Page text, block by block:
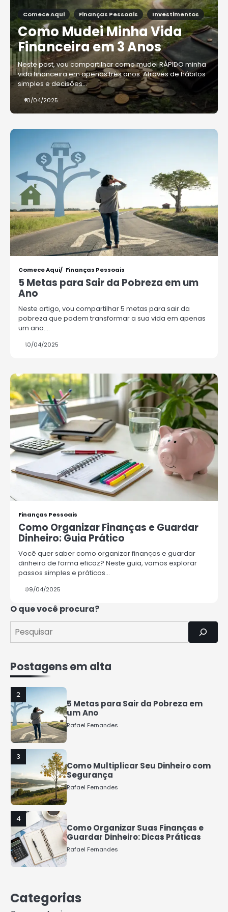
Comece Aqui Finanças Pessoais Investimentos
Como Mudei Minha Vida
Financeira em 3 Anos
Neste post, vou compartilhar como mudei RÁPIDO minha
vida financeira em apenas três anos. Através de hábitos
simples e decisões…
10/04/2025
Comece Aqui Finanças Pessoais
5 Metas para Sair da Pobreza em um
Ano
Neste artigo, vou compartilhar 5 metas para sair da
pobreza que podem transformar a sua vida em apenas
um ano.…
10/04/2025
Finanças Pessoais
Como Organizar Finanças e Guardar
Dinheiro: Guia Prático
Você quer saber como organizar finanças e guardar
dinheiro de forma eficaz? Neste guia, vamos explorar
passos simples e práticos…
09/04/2025
O que você procura?
Postagens em alta
3
Como Multiplicar Seu Dinheiro com
Segurança
Rafael Fernandes
Como Organizar Suas Finanças e
Guardar Dinheiro: Dicas Práticas
Rafael Fernandes
5
COMO INVESTIR COM POUCO
1
7 Coisas que a Classe Média
Rafael Fernandes
2
5 Metas para Sair da Pobreza em
um Ano
Rafael Fernandes
3
Como Multiplicar Seu Dinheiro com
Segurança
Rafael Fernandes
4
Como Organizar Suas Finanças e
Guardar Dinheiro: Dicas Práticas
Rafael Fernandes
DINHEIRO 2025
Categorias